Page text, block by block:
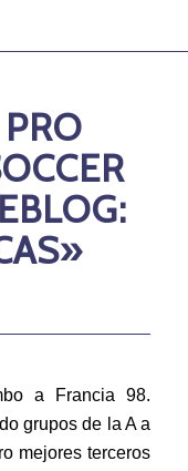
a Francia 98.
grupos de la A a
mejores terceros